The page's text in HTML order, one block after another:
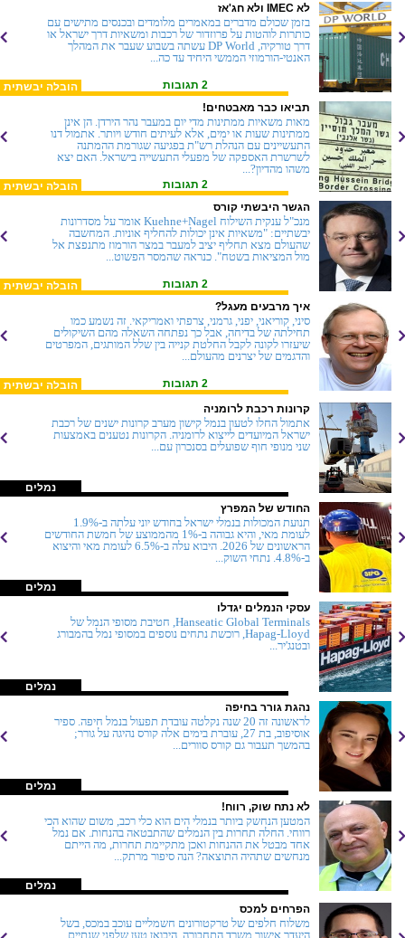
הובלה יבשתית
לא IMEC ולא חג'אז
בזמן שכולם מדברים במאמרים מלומדים ובכנסים מתישים עם
כותרות לוהטות על פרוזדור של רכבות ומשאיות דרך ישראל או
דרך טורקיה, DP World עשתה בשבוע שעבר את המהלך
האנטי-הורמוזי הממשי היחיד עד כה...
2 תגובות
הובלה יבשתית
תביאו כבר מאבטחים!
מאות משאיות ממתינות מדי יום במעבר נהר הירדן. הן אינן
ממתינות שעות או ימים, אלא לעיתים חודש ויותר. אתמול דנו
התעשיינים עם הנהלת רש"ת בפגיעה שגורמת ההמתנה
לשרשרת האספקה של מפעלי התעשייה בישראל. האם יצא
משהו מהדיון?...
2 תגובות
הובלה יבשתית
הגשר היבשתי קורס
מנכ"ל ענקית השילוח Kuehne+Nagel אומר על מסדרונות
יבשתיים: "משאיות אינן יכולות להחליף אוניות. המחשבה
שהעולם מצא תחליף יציב למעבר במצר הורמוז מתנפצת אל
מול המציאות בשטח". כנראה שהמסר הפשוט...
2 תגובות
הובלה יבשתית
איך מרבעים מעגל?
סיני, קוריאני, יפני, גרמני, צרפתי ואמריקאי. זה נשמע כמו
תחילתה של בדיחה, אבל כך נפתחה השאלה מהם השיקולים
שיעזרו לקונה לקבל החלטת קנייה בין שלל המותגים, המפרטים
והדגמים של יצרנים מהעולם...
2 תגובות
נמלים
קרונות רכבת לרומניה
אתמול החלו לטעון בנמל קישון מערב קרונות ישנים של רכבת
ישראל המיועדים לייצוא לרומניה. הקרונות נטענים באמצעות
שני מנופי חוף שפועלים בסנכרון עם...
נמלים
החודש של המפרץ
תנועת המכולות בנמלי ישראל בחודש יוני עלתה ב-1.9%
לעומת מאי, והיא גבוהה ב-1% מהממוצע של חמשת החודשים
הראשונים של 2026. היבוא עלה ב-6.5% לעומת מאי והיצוא
ב-4.8%. נתחי השוק...
נמלים
עסקי הנמלים יגדלו
Hanseatic Global Terminals, חטיבת מסופי הנמל של
Hapag-Lloyd, רוכשת נתחים נוספים במסופי נמל בהמבורג
ובטנג'יר...
נמלים
נהגת גורר בחיפה
לראשונה זה 20 שנה נקלטה עובדת תפעול בנמל חיפה. ספיר
אוסיפוב, בת 27, עוברת בימים אלה קורס נהיגה על גורר;
בהמשך תעבור גם קורס סוורים...
נמלים
לא נתח שוק, רווח!
המטען הנחשק ביותר בנמלי הים הוא כלי רכב, משום שהוא הכי
רווחי. החלה תחרות בין הנמלים שהתבטאה בהנחות. אם נמל
אחד מבטל את ההנחות ואכן מתקיימת תחרות, מה הייתם
מנחשים שתהיה התוצאה? הנה סיפור מרתק...
הפרחים למכס
משלוח חלפים של טרקטורונים חשמליים עוכב במכס, בשל
היעדר אישור משרד התחבורה. היבואן טען שלפני שנתיים